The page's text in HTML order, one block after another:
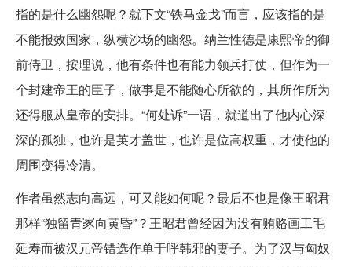
指的是什么幽怨呢？就下文“铁马金戈”而言，应该指的是
不能报效国家，纵横沙场的幽怨。纳兰性德是康熙帝的御
前侍卫，按理说，他有条件也有能力领兵打仗，但作为一
个封建帝王的臣子，做事是不能随心所欲的，其所作所为
还得服从皇帝的安排。“何处诉”一语，就道出了他内心深
深的孤独，也许是英才盖世，也许是位高权重，才使他的
周围变得冷清。
作者虽然志向高远，可又能如何呢？最后不也是像王昭君
那样“独留青冢向黄昏”？王昭君曾经因为没有贿赂画工毛
延寿而被汉元帝错选作单于呼韩邪的妻子。为了汉与匈奴